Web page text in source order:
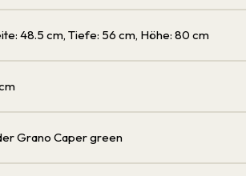
48.5 cm, Tiefe: 56 cm, Höhe: 80 cm
Grano Caper green